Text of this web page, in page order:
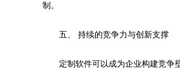
制。
五、 持续的竞争力与创新支撑
定制软件可以成为企业构建竞争